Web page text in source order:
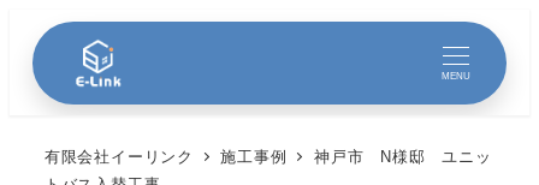
MENU
有限会社イーリンク 施工事例
神戸市 N様邸 ユニッ